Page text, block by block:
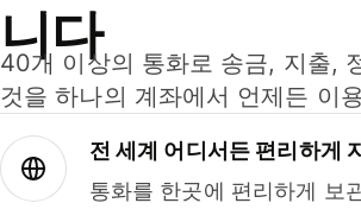
니다
40개 이상의 통화로 송금, 지출,
것을 하나의 계좌에서 언제든 이
전 세계 어디서든 편리하게
통화를 한곳에 편리하게 보